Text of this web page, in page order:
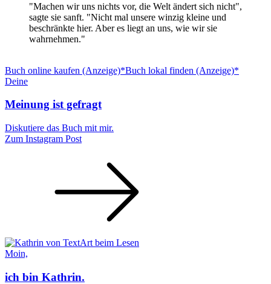
"Machen wir uns nichts vor, die Welt ändert sich nicht",
sagte sie sanft. "Nicht mal unsere winzig kleine und
beschränkte hier. Aber es liegt an uns, wie wir sie
wahrnehmen."
Buch online kaufen (Anzeige)*Buch lokal finden (Anzeige)*
Deine
Meinung ist gefragt
Diskutiere das Buch mit mir.
Zum Instagram Post
Moin,
ich bin Kathrin.